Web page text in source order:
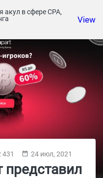
акул в сфере СРА,
View
431 24 июл, 2021
представил